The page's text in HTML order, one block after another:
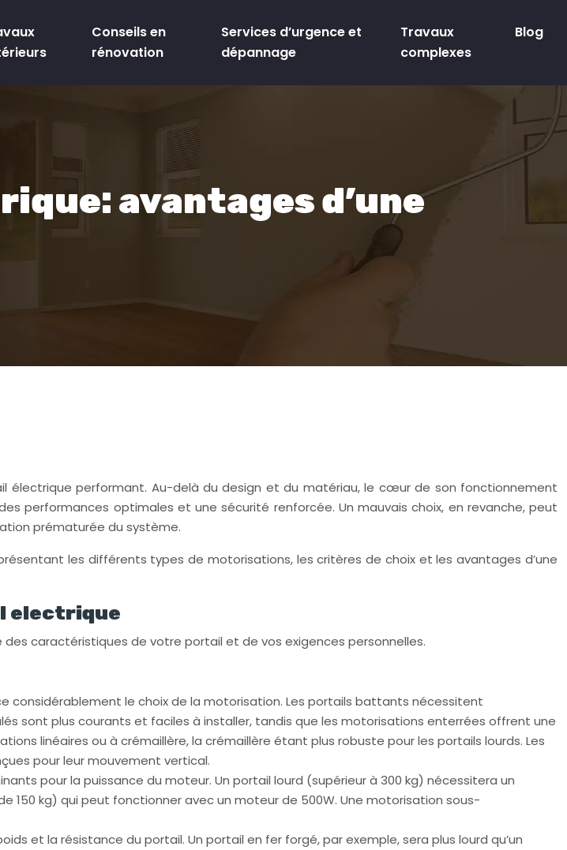
Conseils en
rénovation
Services d’urgence et
dépannage
Travaux
complexes
Blog
avantages d’une
électrique performant. Au-delà du design et du matériau, le cœur de son fonctionnement
performances optimales et une sécurité renforcée. Un mauvais choix, en revanche, peut
prématurée du système.
les différents types de motorisations, les critères de choix et les avantages d’une
electrique
caractéristiques de votre portail et de vos exigences personnelles.
le choix de la motorisation. Les portails battants nécessitent
sont plus courants et faciles à installer, tandis que les motorisations enterrées offrent une
linéaires ou à crémaillère, la crémaillère étant plus robuste pour les portails lourds. Les
pour leur mouvement vertical.
pour la puissance du moteur. Un portail lourd (supérieur à 300 kg) nécessitera un
150 kg) qui peut fonctionner avec un moteur de 500W. Une motorisation sous-
et la résistance du portail. Un portail en fer forgé, par exemple, sera plus lourd qu’un